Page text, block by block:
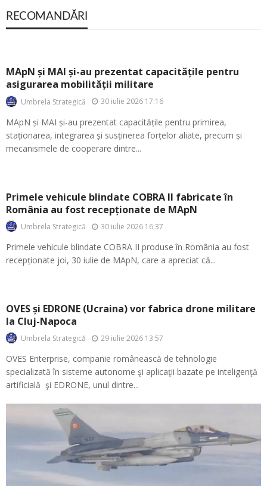
RECOMANDĂRI
MApN și MAI și-au prezentat capacitățile pentru
asigurarea mobilității militare
Umbrela Strategică 30 iulie 2026 17:16
MApN și MAI și-au prezentat capacitățile pentru primirea,
staționarea, integrarea și susținerea forțelor aliate, precum și
mecanismele de cooperare dintre...
Primele vehicule blindate COBRA II fabricate în
România au fost recepționate de MApN
Umbrela Strategică 30 iulie 2026 16:37
Primele vehicule blindate COBRA II produse în România au fost
recepționate joi, 30 iulie de MApN, care a apreciat că...
OVES și EDRONE (Ucraina) vor fabrica drone militare
la Cluj-Napoca
Umbrela Strategică 29 iulie 2026 13:57
OVES Enterprise, companie românească de tehnologie
specializată în sisteme autonome şi aplicaţii bazate pe inteligenţă
artificială şi EDRONE, unul dintre...